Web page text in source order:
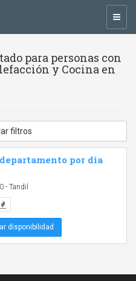
para personas con
y Cocina en
filtros
por dia
- Tandil
disponibilidad